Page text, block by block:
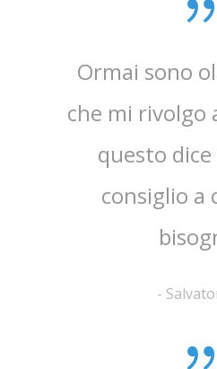
Ormai sono
che mi rivolgo
questo
consiglio a
-